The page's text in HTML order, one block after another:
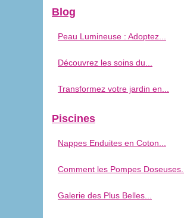
Blog
Peau Lumineuse : Adoptez...
Découvrez les soins du...
Transformez votre jardin en...
Piscines
Nappes Enduites en Coton...
Comment les Pompes Doseuses...
Galerie des Plus Belles...